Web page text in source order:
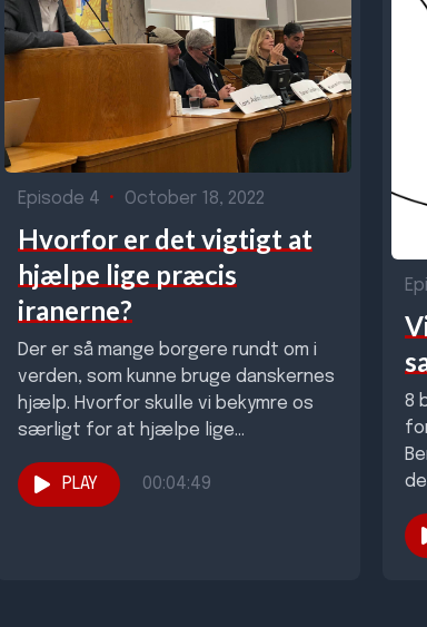
Episode 4 • October 18, 2022
Hvorfor er det vigtigt at
hjælpe lige præcis
iranerne?
Der er så mange borgere rundt om i
verden, som kunne bruge danskernes
hjælp. Hvorfor skulle vi bekymre os
særligt for at hjælpe lige...
PLAY 00:04:49
8